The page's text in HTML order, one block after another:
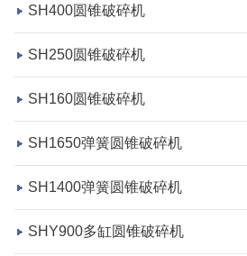
湖北省荆州市鼎盛矿业时产
线
项目坐标
湖北省荆州市
项目业主
咨询该项目执行
SH400圆锥破碎机
SH250圆锥破碎机
SH160圆锥破碎机
SH1650弹簧圆锥破碎机
SH1400弹簧圆锥破碎机
SHY900多缸圆锥破碎机